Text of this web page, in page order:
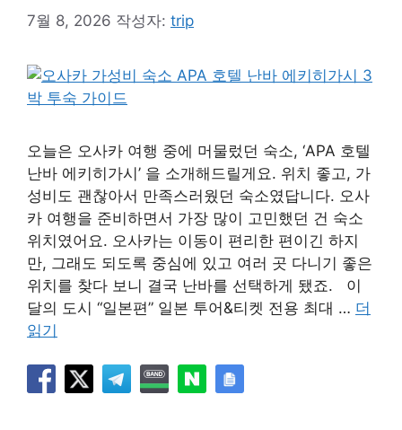
7월 8, 2026 작성자: trip
오늘은 오사카 여행 중에 머물렀던 숙소, ‘APA 호텔
난바 에키히가시’ 을 소개해드릴게요. 위치 좋고, 가
성비도 괜찮아서 만족스러웠던 숙소였답니다. 오사
카 여행을 준비하면서 가장 많이 고민했던 건 숙소
위치였어요. 오사카는 이동이 편리한 편이긴 하지
만, 그래도 되도록 중심에 있고 여러 곳 다니기 좋은
위치를 찾다 보니 결국 난바를 선택하게 됐죠. 이
달의 도시 “일본편” 일본 투어&티켓 전용 최대 … 더
읽기